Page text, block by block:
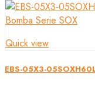
Quick view
EBS-05X3-